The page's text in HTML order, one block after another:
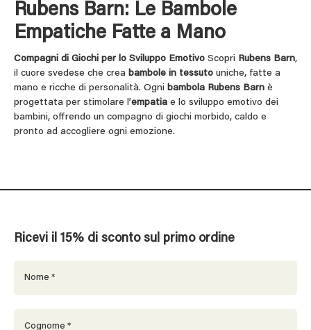
Rubens Barn: Le Bambole
Empatiche Fatte a Mano
Compagni di Giochi per lo Sviluppo Emotivo Scopri Rubens Barn,
il cuore svedese che crea bambole in tessuto uniche, fatte a
mano e ricche di personalità. Ogni bambola Rubens Barn è
progettata per stimolare l’empatia e lo sviluppo emotivo dei
bambini, offrendo un compagno di giochi morbido, caldo e
pronto ad accogliere ogni emozione.
Ricevi il 15% di sconto sul primo ordine